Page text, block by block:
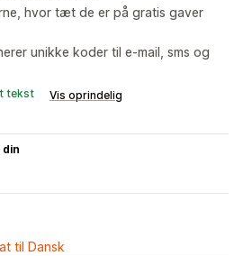
hvor tæt de er på gratis gaver
unikke koder til e-mail, sms og
tekst Vis oprindelig
til Dansk